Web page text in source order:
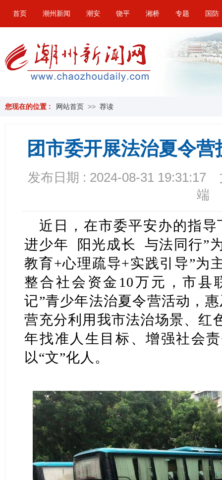
首页 潮州新闻 潮安 饶平 湘桥 专题 国防
您现在的位置 : 网站首页 >> 荐读
团市委开展法治夏令
发布日期 : 2024-08-31 19:31:17
端
近日，在市委平安办的指
进少年 阳光成长 与法同行”
教育+心理疏导+实践引导”为
整合社会资金10万元，市县
记”青少年法治夏令营活动，
营充分利用我市法治场景、红
年找准人生目标、增强社会
以“文”化人。